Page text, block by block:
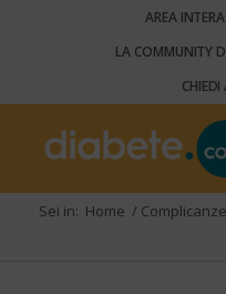
AREA
LA COMMUNITY
CHIEDI
Sei in: Home / Complicanze